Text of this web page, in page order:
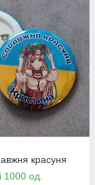
красуня
1000 од.